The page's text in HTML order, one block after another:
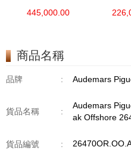
26420ro.Oo.A002ca.0
445,000.00
商品名稱
品牌 : Audemars
貨品名稱 :
Audemars
ak Offshore
貨品編號 :